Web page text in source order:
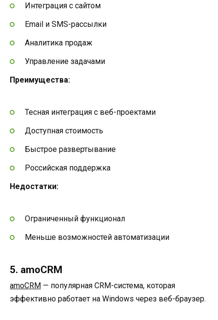
Интеграция с сайтом
Email и SMS-рассылки
Аналитика продаж
Управление задачами
Преимущества:
Тесная интеграция с веб-проектами
Доступная стоимость
Быстрое развертывание
Российская поддержка
Недостатки:
Ограниченный функционал
Меньше возможностей автоматизации
5. amoCRM
amoCRM — популярная CRM-система, которая
эффективно работает на Windows через веб-браузер.